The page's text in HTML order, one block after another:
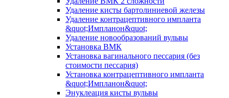
Удаление кисты бартолиниевой железы
Удаление контрацептивного импланта
&quot;Импланон&quot;
Удаление новообразований вульвы
Установка ВМК
Установка вагинального пессария (без
стоимости пессария)
Установка контрацептивного импланта
&quot;Импланон&quot;
Энуклеация кисты вульвы